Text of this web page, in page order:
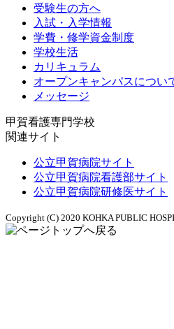
受験生の方へ
入試・入学情報
学費・修学資金制度
学校生活
カリキュラム
オープンキャンパスについ
メッセージ
甲賀看護専門学校
関連サイト
公立甲賀病院サイト
公立甲賀病院看護部サイト
公立甲賀病院研修医サイト
Copyright (C) 2020 KOHKA PUBLIC